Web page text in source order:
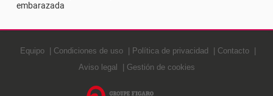
embarazada
Equipo Condiciones de uso Política de privacidad
Contacto
Aviso legal
Gestión de cookies